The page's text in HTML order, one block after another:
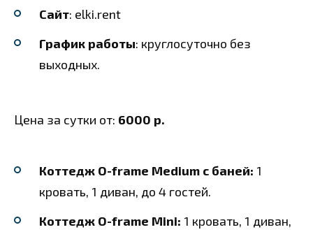
Сайт: elki.rent
График работы: круглосуточно без
выходных.
Цена за сутки от: 6000 р.
Коттедж O-frame Medium с баней: 1
кровать, 1 диван, до 4 гостей.
Коттедж O-frame Mini: 1 кровать, 1 диван,